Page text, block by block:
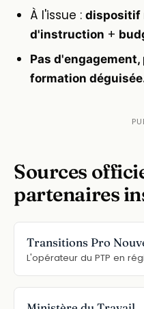
À l'issue : dispositif
d'instruction +
Pas
formation
Sources
partenaires
Transitions Pro
L'opérateur du PTP en